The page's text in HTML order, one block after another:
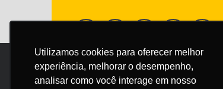
Utilizamos cookies para oferecer melhor
experiência, melhorar o desempenho,
analisar como você interage em nosso
Utilizamos cookies para oferecer melhor
experiência, melhorar o desempenho,
analisar como você interage em nosso